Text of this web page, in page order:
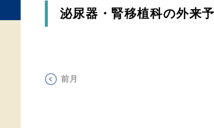
泌尿器・腎移植科の外来
前月